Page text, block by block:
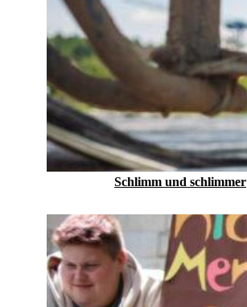
Schlimm und schlimmer